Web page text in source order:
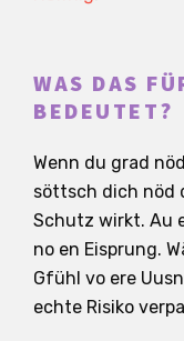
WAS DAS
BEDEUTET?
Wenn du grad
söttsch dich nöd
Schutz wirkt. Au
no en Eisprung.
Gfühl vo ere
echte Risiko